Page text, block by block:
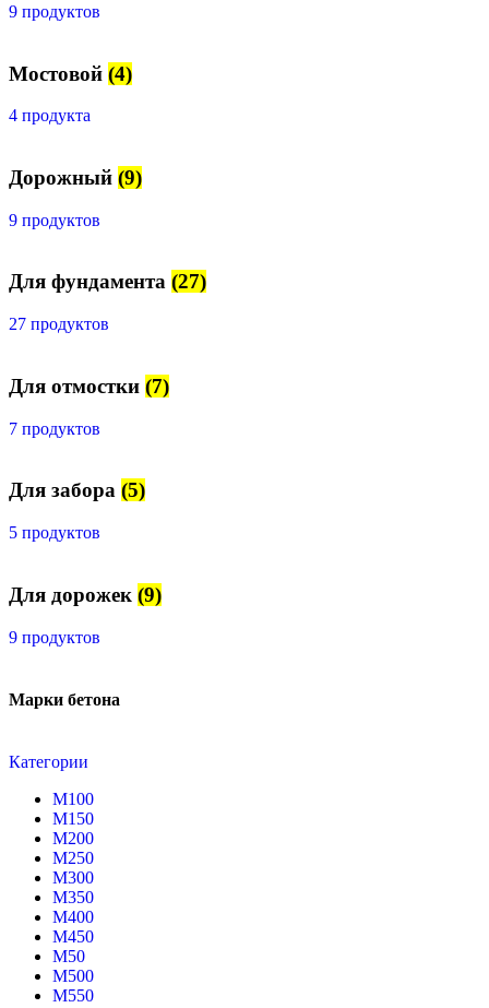
9 продуктов
Мостовой (4)
4 продукта
Дорожный (9)
9 продуктов
Для фундамента (27)
27 продуктов
Для отмостки (7)
7 продуктов
Для забора (5)
5 продуктов
Для дорожек (9)
9 продуктов
Марки бетона
Категории
М100
М150
М200
М250
М300
М350
М400
М450
М50
М500
М550